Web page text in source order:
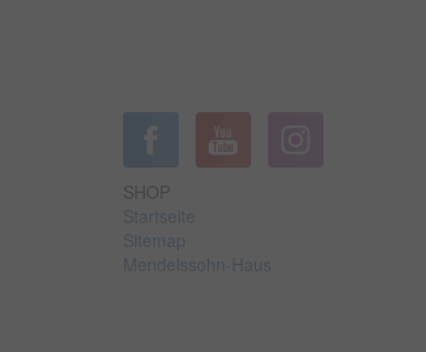
SHOP
Startseite
Sitemap
Mendelssohn-Haus